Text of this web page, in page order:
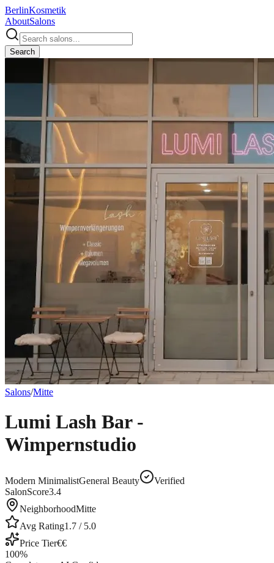
BerlinKosmetik
AboutSalons
Search
Salons/Mitte
Lumi Lash Bar -
Wimpernstudio
Modern MinimalistGeneral Beauty
Verified
SalonScore3.4
NeighborhoodMitte
Avg Rating1.7 / 5.0
Price Tier€€
100%